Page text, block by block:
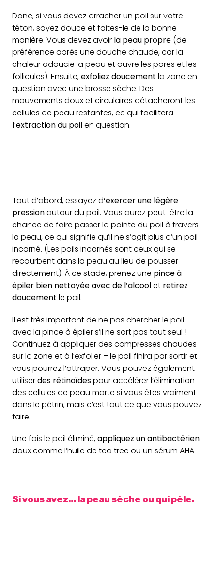
Donc, si vous devez arracher un poil sur votre
téton, soyez douce et faites-le de la bonne
manière. Vous devez avoir la peau propre (de
préférence après une douche chaude, car la
chaleur adoucie la peau et ouvre les pores et les
follicules). Ensuite,exfoliez doucement la zone en
question avec une brosse sèche. Des
mouvements doux et circulaires détacheront les
cellules de peau restantes, ce qui facilitera
l’extraction du poilen question.
Tout d’abord, essayez d‘exercer une légère
pressionautour du poil. Vous aurez peut-être la
chance de faire passer la pointe du poil à travers
la peau, ce qui signifie qu’il ne s’agit plus d’un poil
incarné. (Les poils incarnés sont ceux qui se
recourbent dans la peau au lieu de pousser
directement). À ce stade, prenez une pince à
épiler bien nettoyée avec de l’alcoolet retirez
doucement le poil.
Il est très important de ne pas chercher le poil
avec la pince à épiler s’il ne sort pas tout seul !
Continuez à appliquer des compresses chaudes
sur la zone et à l’exfolier – le poil finira par sortir et
vous pourrez l’attraper. Vous pouvez également
utiliserdes rétinoïdespour accélérer l’élimination
des cellules de peau morte si vous êtes vraiment
dans le pétrin, mais c’est tout ce que vous pouvez
faire.
Une fois le poil éliminé,appliquez un antibactérien
doux comme l’huile de tea tree ou un sérum AHA
Si vous avez… la peau sèche ou qui pèle.